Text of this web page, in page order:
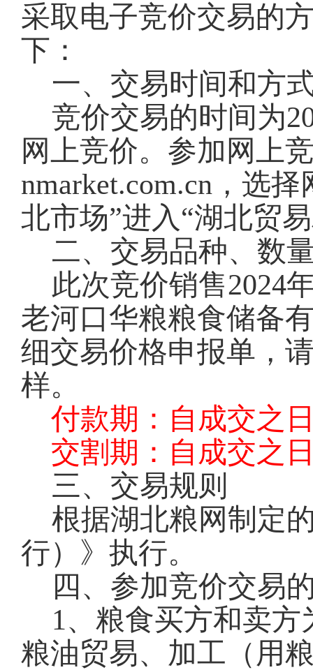
采取电子竞价交易的
下：
一、交易时间和方
竞价交易的时间为
网上竞价。参加网上
nmarket.com.cn，选
北市场”进入“湖北贸
二、交易品种、数
此次竞价销售2024
老河口华粮粮食储备
细交易价格申报单，
样。
付款期：自成交之
交割期：自成交之
三、交易规则
根据湖北粮网制定
行）》执行。
四、参加竞价交易
1、粮食买方和卖
粮油贸易、加工（用